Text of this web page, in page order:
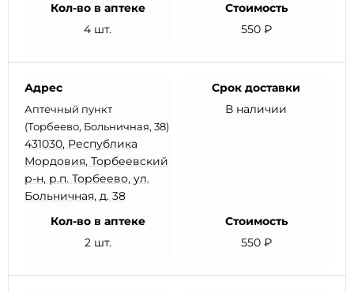
Кол-во в аптеке
4 шт.
Стоимость
550 ₽
Адрес
Аптечный пункт
(Торбеево, Больничная, 38)
431030, Республика
Мордовия, Торбеевский
р-н, р.п. Торбеево, ул.
Больничная, д. 38
Срок доставки
В наличии
Кол-во в аптеке
2 шт.
Стоимость
550 ₽